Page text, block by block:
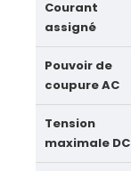
Courant
assigné
Pouvoir de
coupure AC
Tension
maximale DC